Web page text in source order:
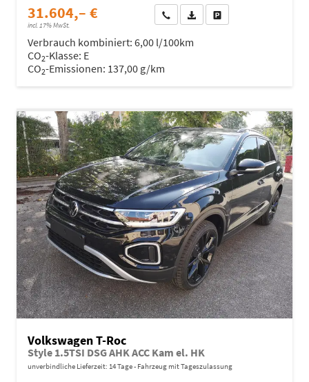
31.604,– €
incl. 17% MwSt.
Wir rufen Sie anFahrzeugexposé (PDF)
Verbrauch kombiniert: 6,00 l/100km
CO2-Klasse: E
CO2-Emissionen: 137,00 g/km
Volkswagen T-Roc
Style 1.5TSI DSG AHK ACC Kam el. HK
unverbindliche Lieferzeit: 14 Tage Fahrzeug mit Tageszulassung